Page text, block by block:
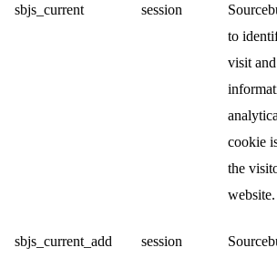
sbjs_current session
to
visit
cookie
the
website.
sbjs_current_add session